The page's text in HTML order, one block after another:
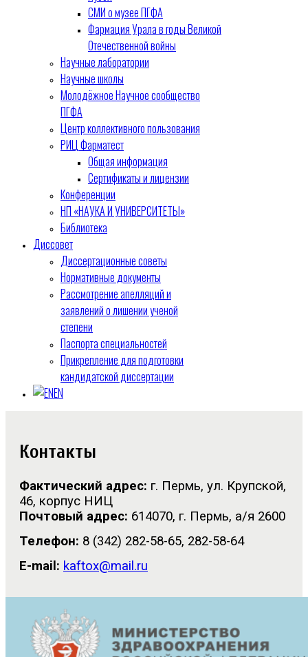
СМИ о музее ПГФА
Фармация Урала в годы Великой
Отечественной войны
Научные лаборатории
Научные школы
Молодёжное Научное сообщество
ПГФА
Центр коллективного пользования
РИЦ Фарматест
Общая информация
Сертификаты и лицензии
Конференции
НП «НАУКА И УНИВЕРСИТЕТЫ»
Библиотека
Диссовет
Диссертационные советы
Нормативные документы
Рассмотрение апелляций и
заявлений о лишении ученой
степени
Паспорта специальностей
Прикрепление для подготовки
кандидатской диссертации
EN
Контакты
Фактический адрес: г. Пермь, ул. Крупской,
46, корпус НИЦ
Почтовый адрес: 614070, г. Пермь, а/я 2600
Телефон: 8 (342) 282-58-65, 282-58-64
E-mail: kaftox@mail.ru